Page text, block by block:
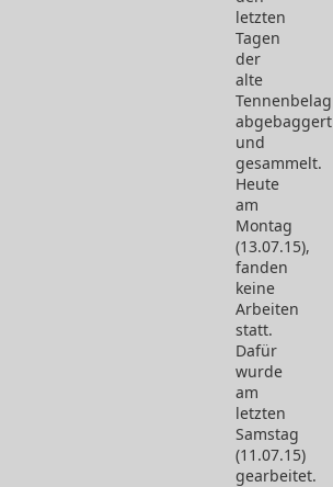
letzten
Tagen
der
alte
Tennenbelag
abgebaggert
und
gesammelt.
Heute
am
Montag
(13.07.15),
fanden
keine
Arbeiten
statt.
Dafür
wurde
am
letzten
Samstag
(11.07.15)
gearbeitet.